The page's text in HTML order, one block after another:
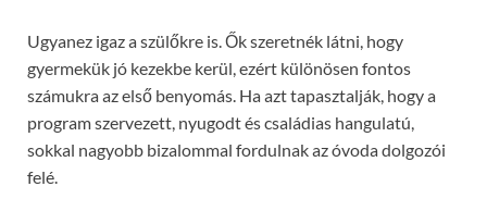
Ugyanez igaz a szülőkre is. Ők szeretnék látni, hogy
gyermekük jó kezekbe kerül, ezért különösen fontos
számukra az első benyomás. Ha azt tapasztalják, hogy a
program szervezett, nyugodt és családias hangulatú,
sokkal nagyobb bizalommal fordulnak az óvoda dolgozói
felé.